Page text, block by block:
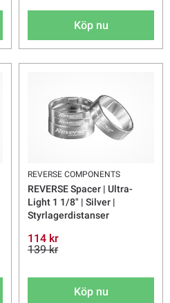
Köp nu
REVERSE COMPONENTS
REVERSE Spacer | Ultra-
Light 1 1/8" | Silver |
Styrlagerdistanser
114 kr
139 kr
Köp nu